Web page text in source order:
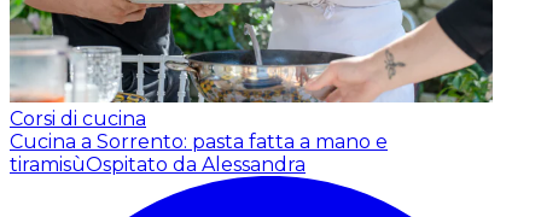
Corsi di cucina
Cucina a Sorrento: pasta fatta a mano e
tiramisùOspitato da Alessandra